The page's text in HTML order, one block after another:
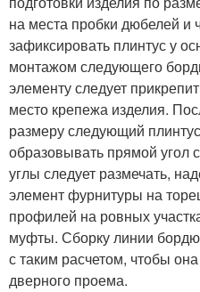
на места пробки дюбелей и
зафиксировать плинтус у
монтажом следующего
элементу следует
место крепежа изделия.
размеру следующий
образовывать прямой
углы следует размечать,
элемент фурнитуры на
профилей на ровных
муфты. Сборку линии
с таким расчетом, чтобы
дверного проема.